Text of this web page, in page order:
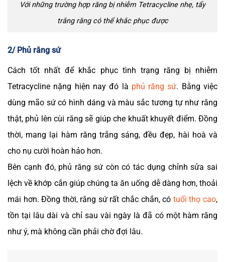
Với những trường hợp răng bị nhiễm Tetracycline nhẹ, tẩy
trắng răng có thể khắc phục được
2/ Phủ răng sứ
Cách tốt nhất để khắc phục tình trạng răng bị nhiễm
Tetracycline nặng hiện nay đó là phủ răng sứ. Bằng việc
dùng mão sứ có hình dáng và màu sắc tương tự như răng
thật, phủ lên cùi răng sẽ giúp che khuất khuyết điểm. Đồng
thời, mang lại hàm răng trắng sáng, đều đẹp, hài hoà và
cho nụ cười hoàn hảo hơn.
Bên cạnh đó, phủ răng sứ còn có tác dụng chỉnh sửa sai
lệch về khớp cắn giúp chúng ta ăn uống dễ dàng hơn, thoải
mái hơn. Đồng thời, răng sứ rất chắc chắn, có tuổi thọ cao,
tồn tại lâu dài và chỉ sau vài ngày là đã có một hàm răng
như ý, mà không cần phải chờ đợi lâu.